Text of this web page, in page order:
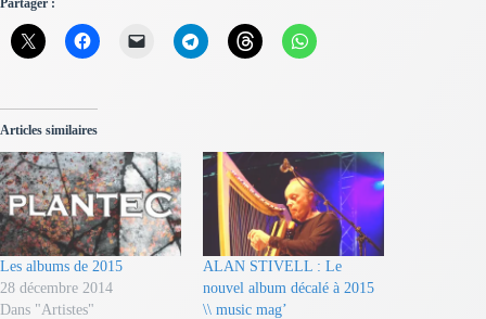
Partager :
Articles similaires
Les albums de 2015
28 décembre 2014
Dans "Artistes"
ALAN STIVELL : Le
nouvel album décalé à 2015
\\ music mag’